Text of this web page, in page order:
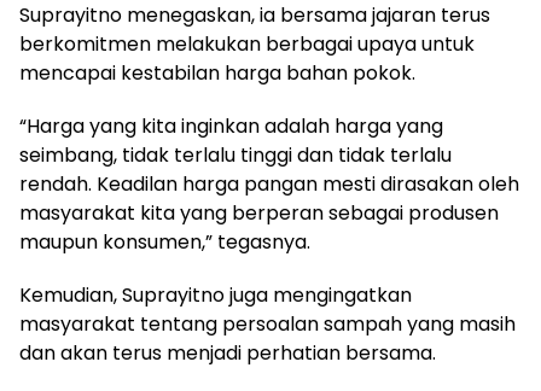
Suprayitno menegaskan, ia bersama jajaran terus
berkomitmen melakukan berbagai upaya untuk
mencapai kestabilan harga bahan pokok.
“Harga yang kita inginkan adalah harga yang
seimbang, tidak terlalu tinggi dan tidak terlalu
rendah. Keadilan harga pangan mesti dirasakan oleh
masyarakat kita yang berperan sebagai produsen
maupun konsumen,” tegasnya.
Kemudian, Suprayitno juga mengingatkan
masyarakat tentang persoalan sampah yang masih
dan akan terus menjadi perhatian bersama.